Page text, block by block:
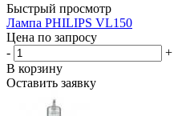
Быстрый просмотр
Лампа PHILIPS VL150
Цена по запросу
-
+
В корзину
Оставить заявку